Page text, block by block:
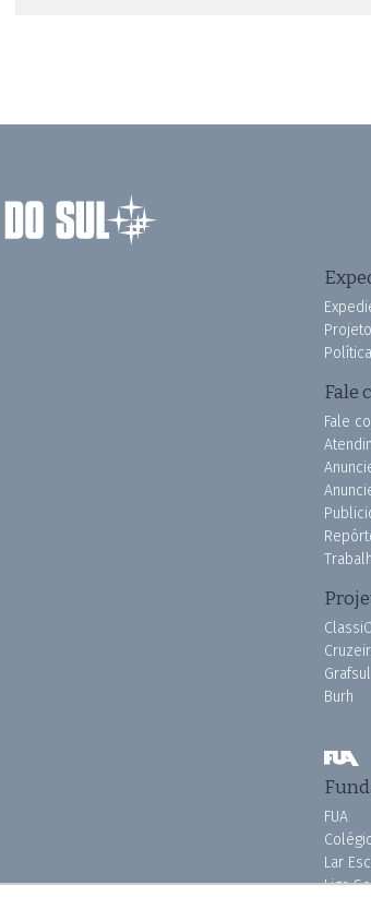
Fale
Fale
Grafsul
Burh
FUA
Lar
Liga